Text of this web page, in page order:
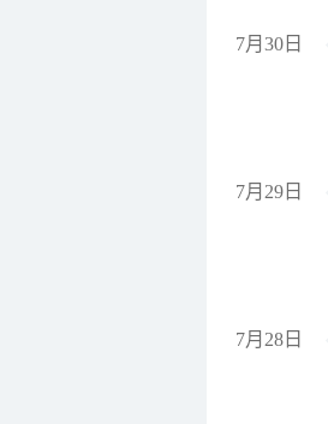
7月30日
7月29日
7月28日